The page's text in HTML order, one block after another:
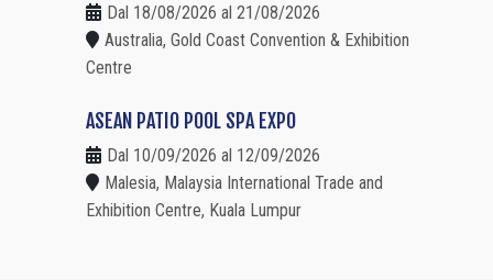
Dal 18/08/2026 al 21/08/2026
Australia, Gold Coast Convention & Exhibition
Centre
ASEAN PATIO POOL SPA EXPO
Dal 10/09/2026 al 12/09/2026
Malesia, Malaysia International Trade and
Exhibition Centre, Kuala Lumpur